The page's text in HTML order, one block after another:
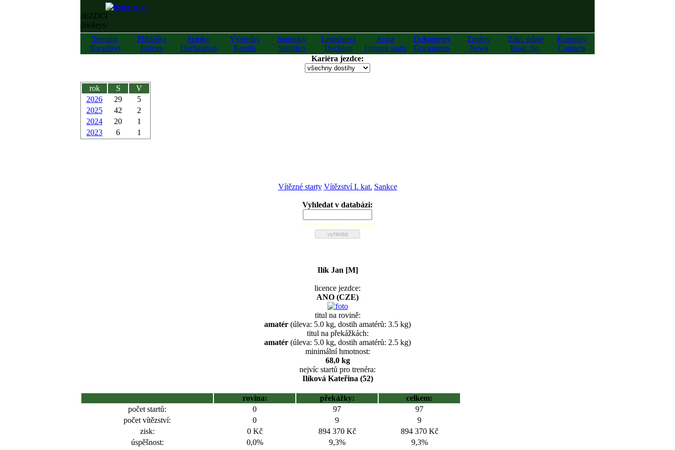
JEZDCI
/jockeys/
Termíny
Racedays
Přihlášky
Entries
Startky
Declaration
Výsledky
Results
Statistiky
Statistics
Legislativa
Decision
Avíza
Foreign starts
Dokumenty
Documents
Zprávy
News
Zákl. údaje
Basic fig.
Kontakty
Contacts
Kariéra jezdce:
rok S
V
2026
29
5
2025
42
2
2024
20
1
2023
6 1
Vítězné starty Vítězství I. kat. Sankce
Vyhledat v databázi:
zadejte alespoň 2 znaky
Ilík Jan [M]
licence jezdce:
ANO (CZE)
titul na rovině:
amatér (úleva: 5.0 kg, dostih amatérů: 3.5 kg)
titul na překážkách:
amatér (úleva: 5.0 kg, dostih amatérů: 2.5 kg)
minimální hmotnost:
68,0 kg
nejvíc startů pro trenéra:
Ilíková Kateřina (52)
rovina: překážky:
celkem:
počet startů:
0 97
97
počet vítězství:
0 9
9
zisk:
0 Kč 894 370 Kč
894 370 Kč
úspěšnost:
0,0% 9,3%
9,3%